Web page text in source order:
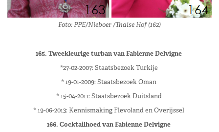
Foto: PPE/Nieboer /Thaise Hof (162)
165. Tweekleurige turban van Fabienne Delvigne
*27-02-2007: Staatsbezoek Turkije
* 19-01-2009: Staatsbezoek Oman
* 15-04-2011: Staatsbezoek Duitsland
* 19-06-2013: Kennismaking Flevoland en Overijssel
166. Cocktailhoed van Fabienne Delvigne